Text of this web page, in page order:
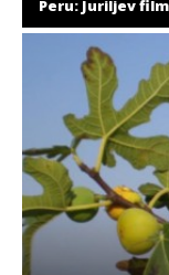
Peru: Juriljev